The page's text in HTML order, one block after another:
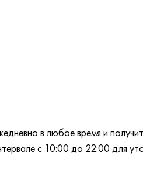
в любое время и
с 10:00 до 22:00 для